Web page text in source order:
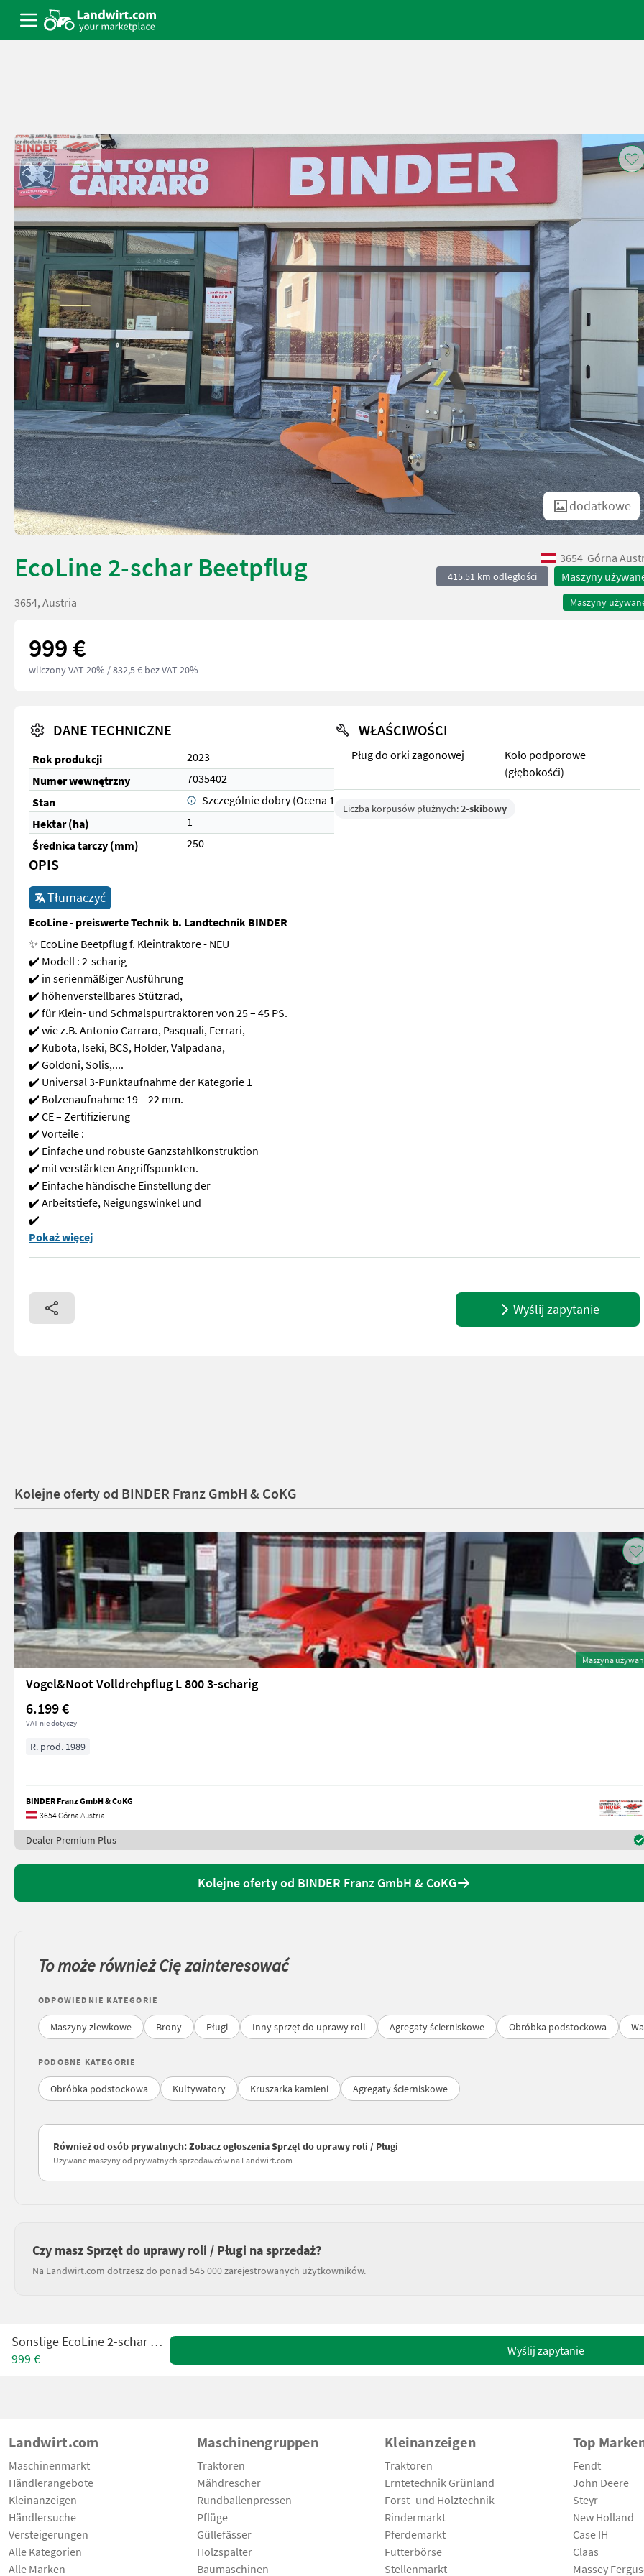
dodatkowe
EcoLine 2-schar Beetpflug 3654 Górna
415.51 km odległości Maszyny
Maszyny
3654, Austria
999 €
wliczony VAT 20% / 832,5 € bez VAT 20%
DANE TECHNICZNE
Rok produkcji
2023
Numer wewnętrzny
7035402
Stan
Szczególnie dobry (Ocena 1)
Hektar (ha)
1
Średnica tarczy (mm)
250
WŁAŚCIWOŚCI
Pług do orki zagonowej
Koło podporowe
(głębokośći)
Liczba korpusów płużnych:2-skibowy
OPIS
Tłumaczyć
EcoLine - preiswerte Technik b. Landtechnik BINDER
✨ EcoLine Beetpflug f. Kleintraktore - NEU
✔️ Modell : 2-scharig
✔️ in serienmäßiger Ausführung
✔️ höhenverstellbares Stützrad,
✔️ für Klein- und Schmalspurtraktoren von 25 – 45 PS.
✔️ wie z.B. Antonio Carraro, Pasquali, Ferrari,
✔️ Kubota, Iseki, BCS, Holder, Valpadana,
✔️ Goldoni, Solis,....
✔️ Universal 3-Punktaufnahme der Kategorie 1
✔️ Bolzenaufnahme 19 – 22 mm.
✔️ CE – Zertifizierung
✔️ Vorteile :
✔️ Einfache und robuste Ganzstahlkonstruktion
✔️ mit verstärkten Angriffspunkten.
✔️ Einfache händische Einstellung der
✔️ Arbeitstiefe, Neigungswinkel und
✔️
✨ EcoLine Beetpflug f. Kleintraktore - NEU ✔️ Modell : 2-scharig ✔️ in serienmäßiger Ausführung ✔️ höhenverstellbares
Pokaż więcej
Wyślij zapytanie
Kolejne oferty od BINDER Franz GmbH & CoKG
Maszyna
Vogel&Noot Volldrehpflug L 800 3-scharig
6.199 €
VAT nie dotyczy
R. prod. 1989
BINDER Franz GmbH & CoKG
3654 Górna Austria
Dealer Premium Plus
Kolejne oferty od BINDER Franz GmbH & CoKG
To może również Cię zainteresować
ODPOWIEDNIE KATEGORIE
Maszyny zlewkowe Brony Pługi Inny sprzęt do uprawy roli Agregaty ścierniskowe Obróbka podstockowa
PODOBNE KATEGORIE
Obróbka podstockowa Kultywatory Kruszarka kamieni Agregaty ścierniskowe
Również od osób prywatnych: Zobacz ogłoszenia Sprzęt do uprawy roli / Pługi
Używane maszyny od prywatnych sprzedawców na Landwirt.com
Czy masz Sprzęt do uprawy roli / Pługi na sprzedaż?
Na Landwirt.com dotrzesz do ponad 545 000 zarejestrowanych użytkowników.
Sonstige EcoLine 2-schar Beetpflug
999 €
Wyślij zapytanie
Landwirt.com
Maschinenmarkt
Händlerangebote
Kleinanzeigen
Händlersuche
Versteigerungen
Alle Kategorien
Alle Marken
Maschinengruppen
Traktoren
Mähdrescher
Rundballenpressen
Pflüge
Güllefässer
Holzspalter
Baumaschinen
Kleinanzeigen
Traktoren
Erntetechnik Grünland
Forst- und Holztechnik
Rindermarkt
Pferdemarkt
Futterbörse
Stellenmarkt
Top
Fendt
John Deere
Steyr
New Holland
Case IH
Claas
Massey